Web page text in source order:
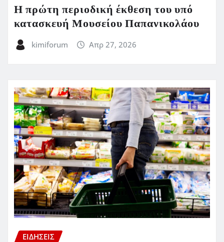
Η πρώτη περιοδική έκθεση του υπό
κατασκευή Μουσείου Παπανικολάου
kimiforum Απρ 27, 2026
ΕΙΔΗΣΕΙΣ